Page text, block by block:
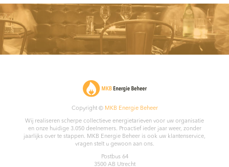
Copyright © MKB Energie Beheer
Wij realiseren scherpe collectieve energietarieven voor uw organisatie
en onze huidige 3.050 deelnemers. Proactief ieder jaar weer, zonder
jaarlijks over te stappen. MKB Energie Beheer is ook uw klantenservice,
vragen stelt u gewoon aan ons.
Postbus 64
3500 AB Utrecht